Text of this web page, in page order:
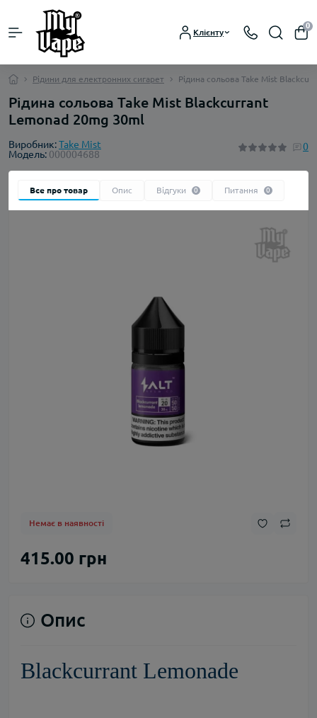
Клієнту
0
Рідини для електронних сигарет Рідина сольова Take Mist
Рідина сольова Take Mist Blackcurrant
Lemonad 20mg 30ml
Виробник:Take Mist
Модель: 000004688
0
Все про товар Опис Відгуки 0 Питання 0
Немає в наявності
415.00 грн
Опис
Blackcurrant Lemonade